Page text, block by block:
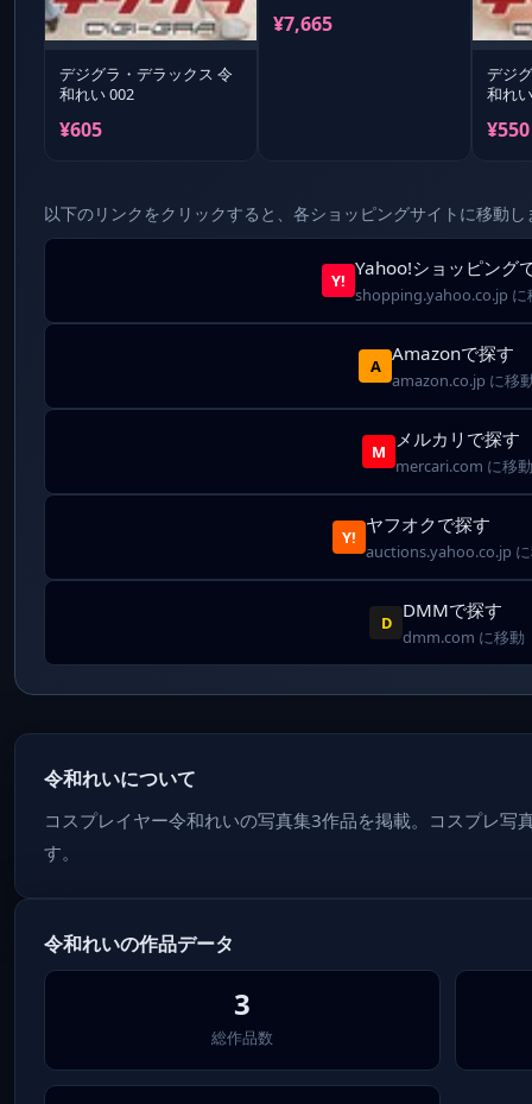
デジグラ・デラックス 令
和れい 002
¥605
¥7,665
デジ
和れ
¥550
以下のリンクをクリックすると、各ショッピングサイトに移動し
Y!
Yahoo!ショッピング
shopping.yahoo.co.jp に
A
Amazonで探す
amazon.co.jp に移
M
メルカリで探す
mercari.com に移動
Y!
ヤフオクで探す
auctions.yahoo.co.jp
D
DMMで探す
dmm.com に移動
令和れいについて
コスプレイヤー令和れいの写真集3作品を掲載。コスプレ写
す。
令和れいの作品データ
3
総作品数